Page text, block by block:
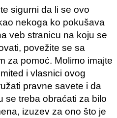
sigurni da li se ovo
nekoga ko pokušava
veb stranicu na koju se
povežite se sa
za pomoć. Molimo imajte
i vlasnici ovog
pravne savete i da
se treba obraćati za bilo
izuzev za ono što je